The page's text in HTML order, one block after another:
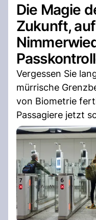
Die Magie
Zukunft, auf
Vergessen Sie
mürrische
von Biometrie
Passagiere jetzt